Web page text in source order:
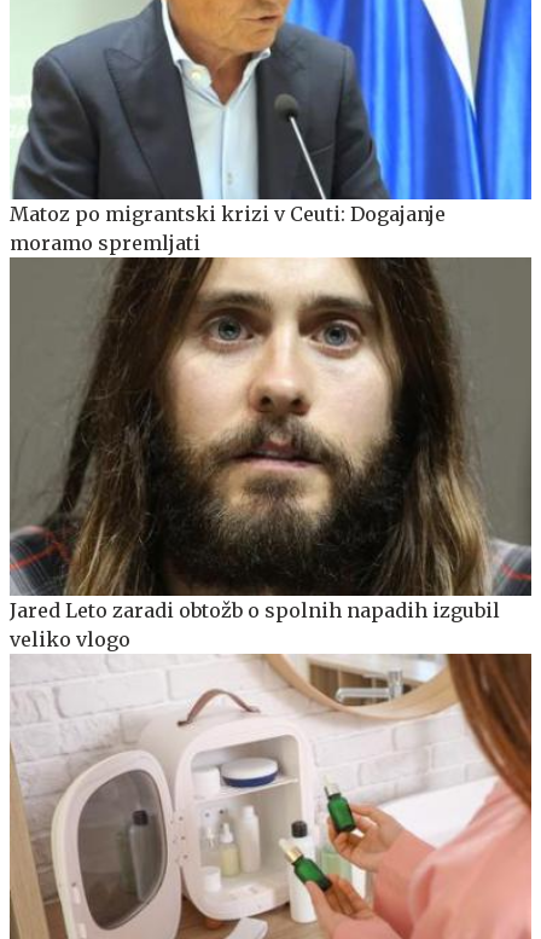
Matoz po migrantski krizi v Ceuti: Dogajanje
moramo spremljati
Jared Leto zaradi obtožb o spolnih napadih izgubil
veliko vlogo